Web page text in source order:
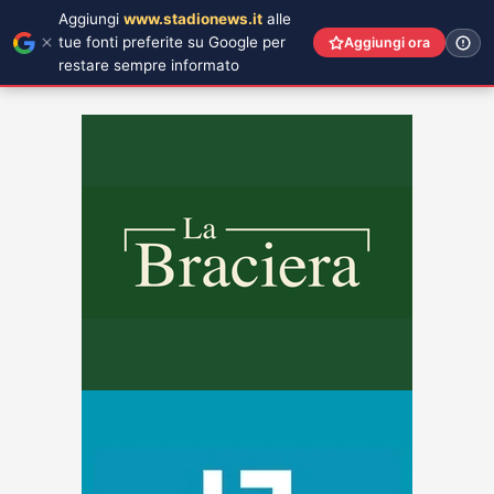
Aggiungi www.stadionews.it alle
tue fonti preferite su Google per
restare sempre informato
Aggiungi ora